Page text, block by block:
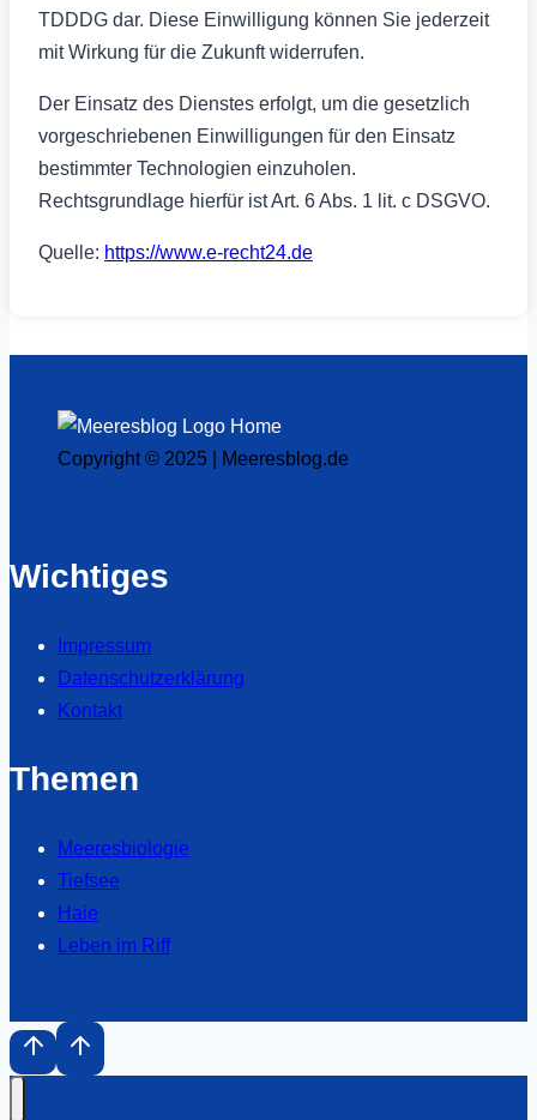
TDDDG dar. Diese Einwilligung können Sie jederzeit
mit Wirkung für die Zukunft widerrufen.
Der Einsatz des Dienstes erfolgt, um die gesetzlich
vorgeschriebenen Einwilligungen für den Einsatz
bestimmter Technologien einzuholen.
Rechtsgrundlage hierfür ist Art. 6 Abs. 1 lit. c DSGVO.
Quelle: https://www.e-recht24.de
Copyright © 2025 | Meeresblog.de
Wichtiges
Impressum
Datenschutzerklärung
Kontakt
Themen
Meeresbiologie
Tiefsee
Haie
Leben im Riff